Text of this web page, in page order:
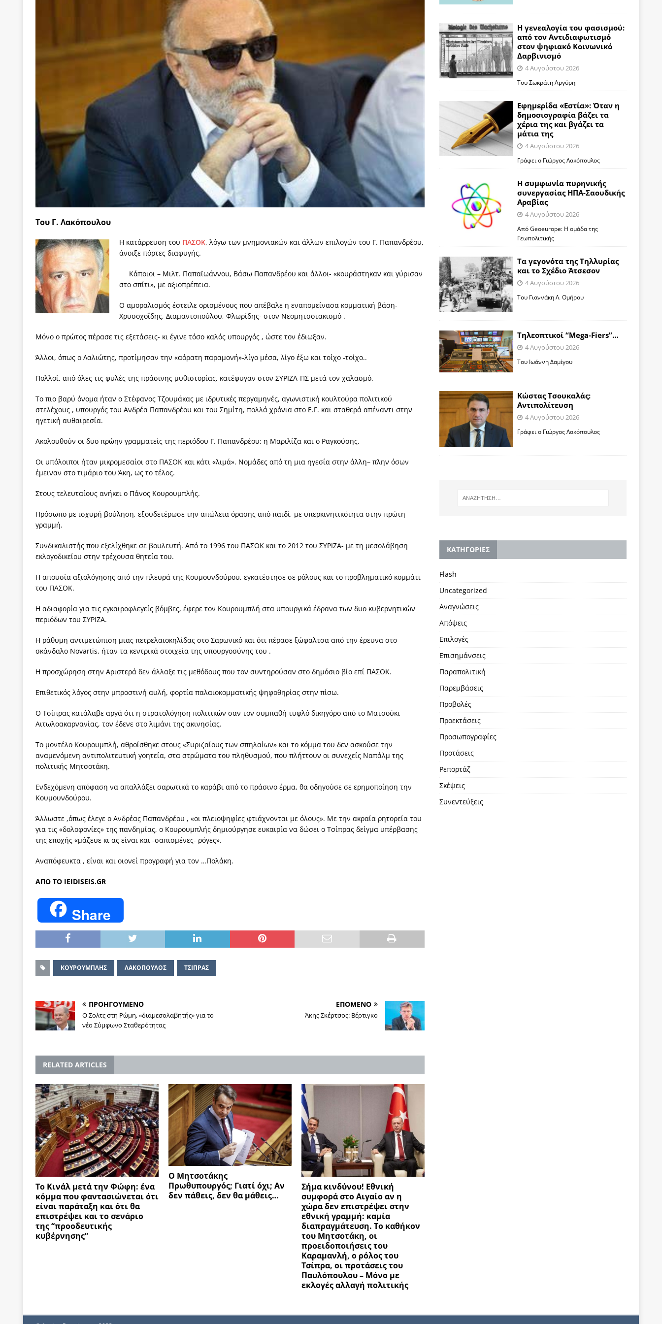
Μακάριος Λαζαρίδης: Έργο!
ΠΡΟΣΩΠΟΓΡΑΦΙΕΣ
Θα ανήκεις όπου ανήκει το νερό
ΑΝΑΓΝΩΣΕΙΣ
[ 4 Αυγούστου 2026 ]
Η γενεαλογία του φασισμού: από τον Αντιδιαφωτισμό στον ψηφιακό Κοινωνικό Δαρβινισμό
[ 4 Αυγούστου 2026 ] Εφημερίδα «Εστία»: Όταν η δημοσιογραφία βάζει τα χέρια της και βγάζει τα μάτια της
ΑΠΟΨΕΙΣ
[ 4 Αυγούστου 2026 ]
Η συμφωνία πυρηνικής συνεργασίας ΗΠΑ-Σαουδικής Αραβίας
[ 4 Αυγούστου 2026 ]
Τα γεγονότα της Τηλλυρίας και το Σχέδιο Άτσεσον
ΑΠΟΨΕΙΣ
[ 4 Αυγούστου 2026 ]
Tηλεοπτικοί “Mega-Fiers”…
ΑΠΟΨΕΙΣ
[ 4 Αυγούστου 2026 ]
Κώστας Τσουκαλάς: Αντιπολίτευση
ΠΡΟΒΟΛΕΣ
[ 4 Αυγούστου 2026 ]
Ο Ιωάννης Μεταξάς και η 4η Αυγούστου: Πώς ένας αποτυχημένος κοινοβουλευτικός έγινε
Η ελευθεροτυπία δεν απειλείται και δεν εκβιάζεται
ΠΑΡΕΜΒΑΣΕΙΣ
[ 3 Αυγούστου 2026 ] Η τραγωδία της δημοκρατικής παράταξης: Ο λαός θέλει, αλλά τα κόμματα της αντιπολίτευσης δεν
μπορούν να φέρουν την αλλαγή
[ 3 Αυγούστου 2026 ]
Γιατί λιγοστεύουν «τα χρόνια της αθωότητας;» Το «αίνιγμα»και η «λύση» του μέσα από τον
εμβληματικό «Πολίτη Κέιν»
[ 3 Αυγούστου 2026 ] Το Νομικό DNA του Υπερταμείου και οι Ρήτρες του ESM
ΑΠΟΨΕΙΣ
ΠΑΡΕΜΒΑΣΕΙΣ
Του Γ. Λακόπουλου
Η κατάρρευση του ΠΑΣΟΚ, λόγω των μνημονιακών και άλλων επιλογών του Γ. Παπανδρέου,
άνοιξε πόρτες διαφυγής.
Κάποιοι – Μιλτ. Παπαϊωάννου, Βάσω Παπανδρέου και άλλοι- «κουράστηκαν και γύρισαν
στο σπίτι», με αξιοπρέπεια.
Ο αμοραλισμός έστειλε ορισμένους που απέβαλε η εναπομείνασα κομματική βάση-
Χρυσοχοΐδης, Διαμαντοπούλου, Φλωρίδης- στον Νεομητσοτακισμό .
Μόνο ο πρώτος πέρασε τις εξετάσεις- κι έγινε τόσο καλός υπουργός , ώστε τον έδιωξαν.
Άλλοι, όπως ο Λαλιώτης, προτίμησαν την «αόρατη παραμονή»-λίγο μέσα, λίγο έξω και τοίχο -τοίχο..
Πολλοί, από όλες τις φυλές της πράσινης μυθιστορίας, κατέφυγαν στον ΣΥΡΙΖΑ-ΠΣ μετά τον χαλασμό.
Το πιο βαρύ όνομα ήταν ο Στέφανος Τζουμάκας με ιδρυτικές περγαμηνές, αγωνιστική κουλτούρα πολιτικού
στελέχους , υπουργός του Ανδρέα Παπανδρέου και του Σημίτη, πολλά χρόνια στο Ε.Γ. και σταθερά απέναντι στην
ηγετική αυθαιρεσία.
Ακολουθούν οι δυο πρώην γραμματείς της περιόδου Γ. Παπανδρέου: η Μαριλίζα και ο Ραγκούσης.
Οι υπόλοιποι ήταν μικρομεσαίοι στο ΠΑΣΟΚ και κάτι «λιμά». Νομάδες από τη μια ηγεσία στην άλλη– πλην όσων
έμειναν στο τιμάριο του Άκη, ως το τέλος.
Στους τελευταίους ανήκει ο Πάνος Κουρουμπλής.
Πρόσωπο με ισχυρή βούληση, εξουδετέρωσε την απώλεια όρασης από παιδί, με υπερκινητικότητα στην πρώτη
γραμμή.
Συνδικαλιστής που εξελίχθηκε σε βουλευτή. Από το 1996 του ΠΑΣΟΚ και το 2012 του ΣΥΡΙΖΑ- με τη μεσολάβηση
εκλογοδικείου στην τρέχουσα θητεία του.
Η απουσία αξιολόγησης από την πλευρά της Κουμουνδούρου, εγκατέστησε σε ρόλους και το προβληματικό κομμάτι
του ΠΑΣΟΚ.
Η αδιαφορία για τις εγκαιροφλεγείς βόμβες, έφερε τον Κουρουμπλή στα υπουργικά έδρανα των δυο κυβερνητικών
περιόδων του ΣΥΡΙΖΑ.
Η ράθυμη αντιμετώπιση μιας πετρελαιοκηλίδας στο Σαρωνικό και ότι πέρασε ξώφαλτσα από την έρευνα στο
σκάνδαλο Novartis, ήταν τα κεντρικά στοιχεία της υπουργοσύνης του .
Η προσχώρηση στην Αριστερά δεν άλλαξε τις μεθόδους που τον συντηρούσαν στο δημόσιο βίο επί ΠΑΣΟΚ.
Επιθετικός λόγος στην μπροστινή αυλή, φορτία παλαιοκομματικής ψηφοθηρίας στην πίσω.
Ο Τσίπρας κατάλαβε αργά ότι η στρατολόγηση πολιτικών σαν τον συμπαθή τυφλό δικηγόρο από το Ματσούκι
Αιτωλοακαρνανίας, τον έδενε στο λιμάνι της ακινησίας.
Το μοντέλο Κουρουμπλή, αθροίσθηκε στους «Συριζαίους των σπηλαίων» και το κόμμα του δεν ασκούσε την
αναμενόμενη αντιπολιτευτική γοητεία, στα στρώματα του πληθυσμού, που πλήττουν οι συνεχείς Ναπάλμ της
πολιτικής Μητσοτάκη.
Ενδεχόμενη απόφαση να απαλλάξει σαρωτικά το καράβι από το πράσινο έρμα, θα οδηγούσε σε ερημοποίηση την
Κουμουνδούρου.
Άλλωστε ,όπως έλεγε ο Ανδρέας Παπανδρέου , «οι πλειοψηφίες φτιάχνονται με όλους». Με την ακραία ρητορεία του
για τις «δολοφονίες» της πανδημίας, ο Κουρουμπλής δημιούργησε ευκαιρία να δώσει ο Τσίπρας δείγμα υπέρβασης
της εποχής «μάζευε κι ας είναι και -σαπισμένες- ρόγες».
Αναπόφευκτα , είναι και οιονεί προγραφή για τον …Πολάκη.
ΑΠΟ ΤΟ IEIDISEIS.GR
Share
ΚΟΥΡΟΥΜΠΛΗΣ ΛΑΚΟΠΟΥΛΟΣ ΤΣΙΠΡΑΣ
ΠΡΟΗΓΟΥΜΕΝΟ
Ο Σολτς στη Ρώμη, «διαμεσολαβητής» για το
νέο Σύμφωνο Σταθερότητας
ΕΠΟΜΕΝΟ
Άκης Σκέρτσος: Βέρτιγκο
RELATED ARTICLES
Το Κινάλ μετά την Φώφη: ένα
κόμμα που φαντασιώνεται ΄ότι
είναι παράταξη και ΄ότι θα
επιστρέψει και το σενάριο
της “προοδευτικής
κυβέρνησης”
Ο Μητσοτάκης
Πρωθυπουργός; Γιατί όχι; Αν
δεν πάθεις, δεν θα μάθεις…
Σήμα κινδύνου! Εθνική
συμφορά στο Αιγαίο αν η
χώρα δεν επιστρέψει στην
εθνική γραμμή: καμία
διαπραγμάτευση. Το καθήκον
του Μητσοτάκη, οι
προειδοποιήσεις του
Καραμανλή, ο ρόλος του
Τσίπρα, οι προτάσεις του
Παυλόπουλου – Μόνο με
εκλογές αλλαγή πολιτικής
Η γενεαλογία του φασισμού:
από τον Αντιδιαφωτισμό
στον ψηφιακό Κοινωνικό
Δαρβινισμό
4 Αυγούστου 2026
Του Σωκράτη Αργύρη
Εφημερίδα «Εστία»: Όταν η
δημοσιογραφία βάζει τα
χέρια της και βγάζει τα
μάτια της
4 Αυγούστου 2026
Γράφει ο Γιώργος Λακόπουλος
Η συμφωνία πυρηνικής
συνεργασίας ΗΠΑ-Σαουδικής
Αραβίας
4 Αυγούστου 2026
Από Geoeurope: H ομάδα της
Γεωπολιτικής
Τα γεγονότα της Τηλλυρίας
και το Σχέδιο Άτσεσον
4 Αυγούστου 2026
Toυ Γιαννάκη Λ. Ομήρου
Tηλεοπτικοί “Mega-Fiers”…
4 Αυγούστου 2026
Toυ Ιωάννη Δαμίγου
Κώστας Τσουκαλάς:
Αντιπολίτευση
4 Αυγούστου 2026
Γράφει ο Γιώργος Λακόπουλος
KΑΤΗΓΟΡΙΕΣ
Flash
Uncategorized
Αναγνώσεις
Απόψεις
Επιλογές
Επισημάνσεις
Παραπολιτική
Παρεμβάσεις
Προβολές
Προεκτάσεις
Προσωπογραφίες
Προτάσεις
Ρεπορτάζ
Σκέψεις
Συνεντεύξεις